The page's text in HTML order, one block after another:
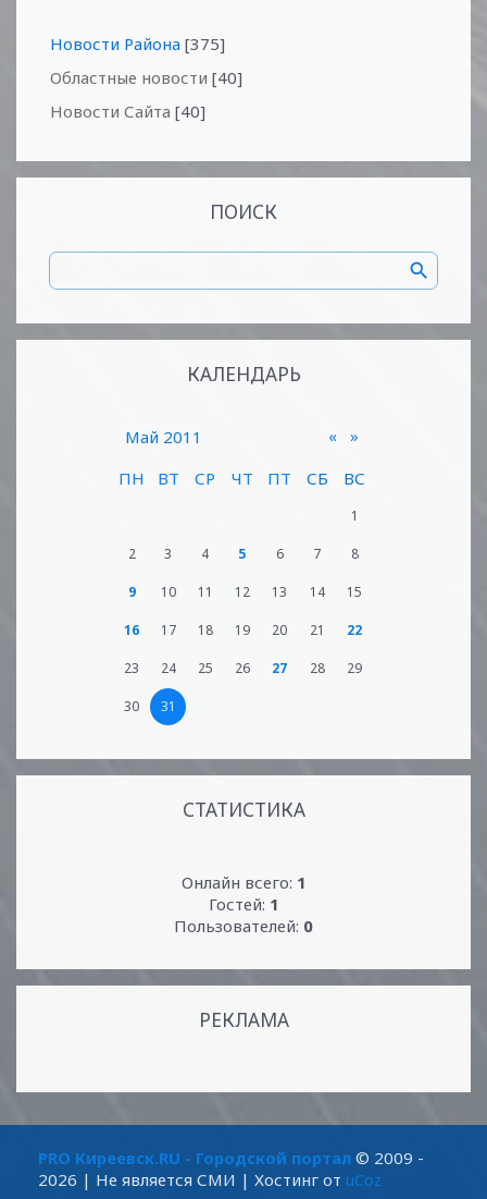
Новости Района [375]
Областные новости [40]
Новости Сайта [40]
ПОИСК
КАЛЕНДАРЬ
«
Май 2011
»
ПН
ВТ СР ЧТ ПТ СБ ВС
1
2 3 4 5 6 7 8
9 10 11 12 13 14 15
16 17 18 19 20 21 22
23 24 25 26 27 28 29
30 31
СТАТИСТИКА
Онлайн всего: 1
Гостей: 1
Пользователей: 0
РЕКЛАМА
PRO Киреевск.RU - Городской портал © 2009 -
2026 | Не является СМИ | Хостинг от uCoz